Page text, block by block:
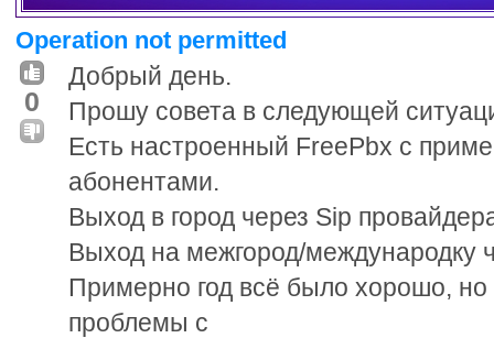
Operation not permitted
0
Добрый день.
Прошу совета в следующей
Есть настроенный FreePbx с
абонентами.
Выход в город через Sip
Выход на межгород/международку
Примерно год всё было хорошо, но
проблемы с